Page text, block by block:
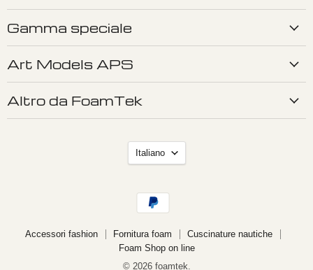
Gamma speciale
Art Models APS
Altro da FoamTek
Accessori fashion Fornitura foam
Cuscinature nautiche
Foam Shop on line
© 2026 foamtek.
Lingua
Italiano